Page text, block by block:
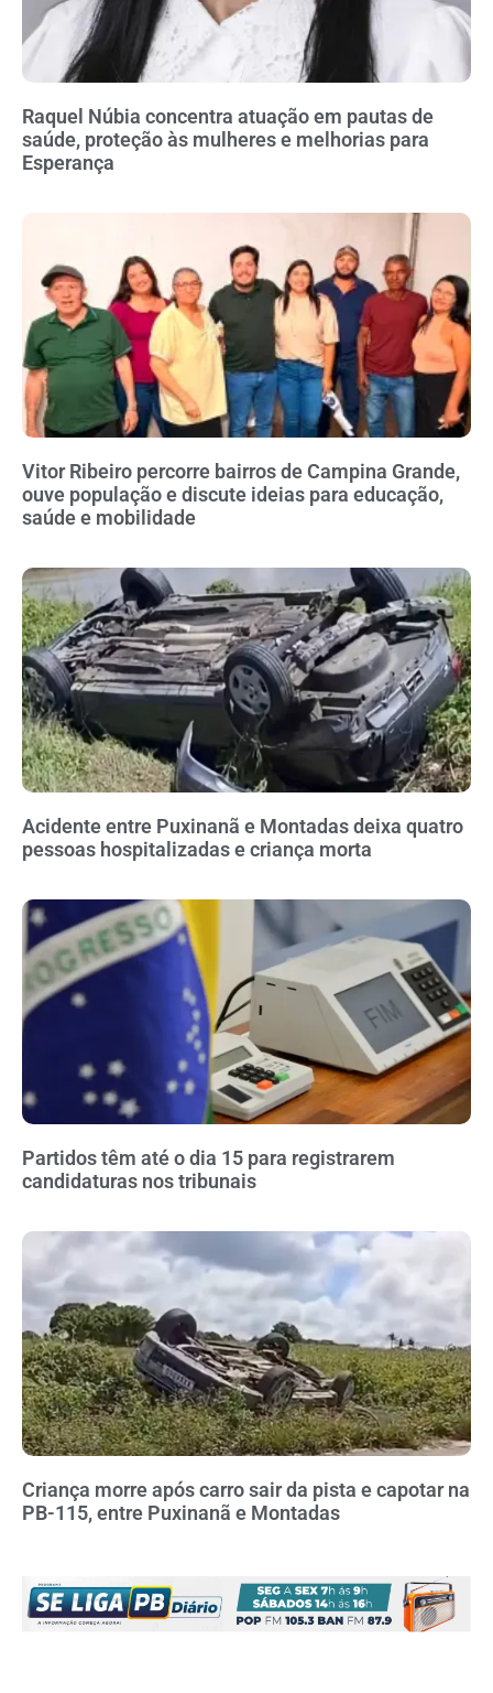
Raquel Núbia concentra atuação em pautas de
saúde, proteção às mulheres e melhorias para
Esperança
Vitor Ribeiro percorre bairros de Campina Grande,
ouve população e discute ideias para educação,
saúde e mobilidade
Acidente entre Puxinanã e Montadas deixa quatro
pessoas hospitalizadas e criança morta
Partidos têm até o dia 15 para registrarem
candidaturas nos tribunais
Criança morre após carro sair da pista e capotar na
PB-115, entre Puxinanã e Montadas